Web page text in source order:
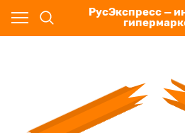
РусЭкспресс —